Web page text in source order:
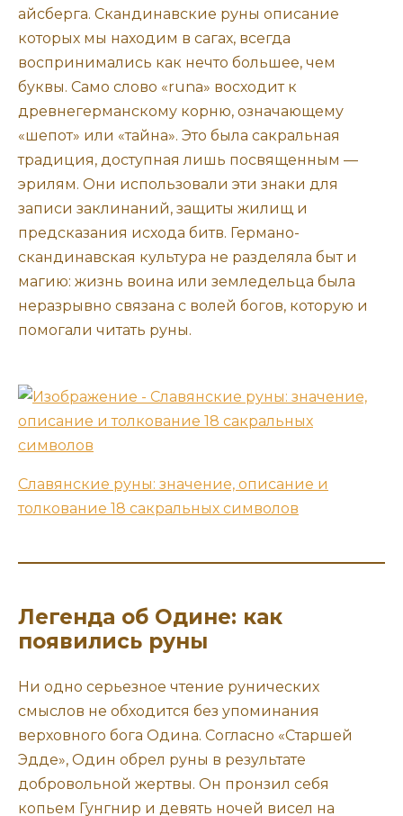
айсберга. Скандинавские руны описание
которых мы находим в сагах, всегда
воспринимались как нечто большее, чем
буквы. Само слово «runa» восходит к
древнегерманскому корню, означающему
«шепот» или «тайна». Это была сакральная
традиция, доступная лишь посвященным —
эрилям. Они использовали эти знаки для
записи заклинаний, защиты жилищ и
предсказания исхода битв. Германо-
скандинавская культура не разделяла быт и
магию: жизнь воина или земледельца была
неразрывно связана с волей богов, которую и
помогали читать руны.
Славянские руны: значение, описание и
толкование 18 сакральных символов
Легенда об Одине: как
появились руны
Ни одно серьезное чтение рунических
смыслов не обходится без упоминания
верховного бога Одина. Согласно «Старшей
Эдде», Один обрел руны в результате
добровольной жертвы. Он пронзил себя
копьем Гунгнир и девять ночей висел на